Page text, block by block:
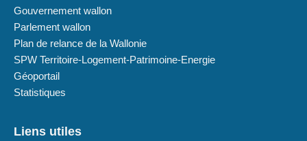
Gouvernement wallon
Parlement wallon
Plan de relance de la Wallonie
SPW Territoire-Logement-Patrimoine-Energie
Géoportail
Statistiques
Liens utiles